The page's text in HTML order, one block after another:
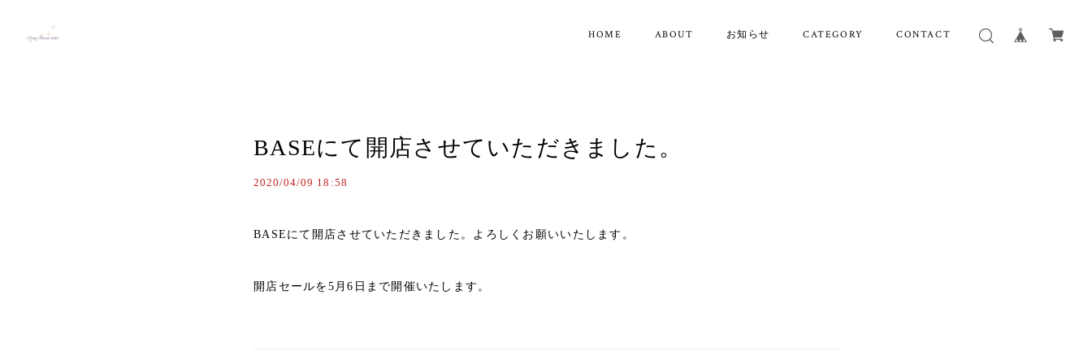
HOME ABOUT お知らせ CATEGORY CONTACT
BASEにて開店させていただきました。
2020/04/09 18:58
BASEにて開店させていただきました。よろしくお願いいたします。
開店セールを5月6日まで開催いたします。